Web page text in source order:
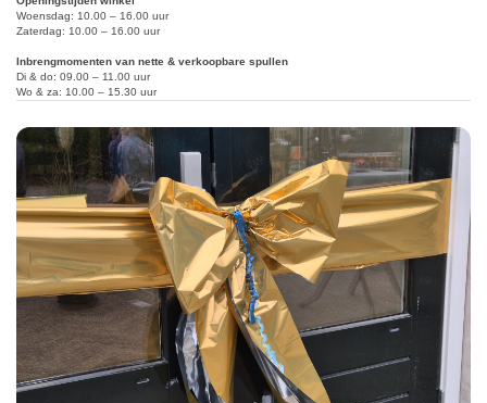
Woensdag: 10.00 – 16.00 uur
Zaterdag: 10.00 – 16.00 uur
Inbrengmomenten van nette & verkoopbare spullen
Di & do: 09.00 – 11.00 uur
Wo & za: 10.00 – 15.30 uur